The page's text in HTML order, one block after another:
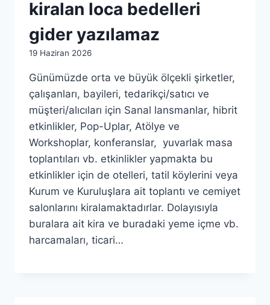
kiralan loca bedelleri
gider yazılamaz
By
19 Haziran 2026
Günümüzde orta ve büyük ölçekli şirketler,
çalışanları, bayileri, tedarikçi/satıcı ve
müşteri/alıcıları için Sanal lansmanlar, hibrit
etkinlikler, Pop-Uplar, Atölye ve
Workshoplar, konferanslar, yuvarlak masa
toplantıları vb. etkinlikler yapmakta bu
etkinlikler için de otelleri, tatil köylerini veya
Kurum ve Kuruluşlara ait toplantı ve cemiyet
salonlarını kiralamaktadırlar. Dolayısıyla
buralara ait kira ve buradaki yeme içme vb.
harcamaları, ticari…